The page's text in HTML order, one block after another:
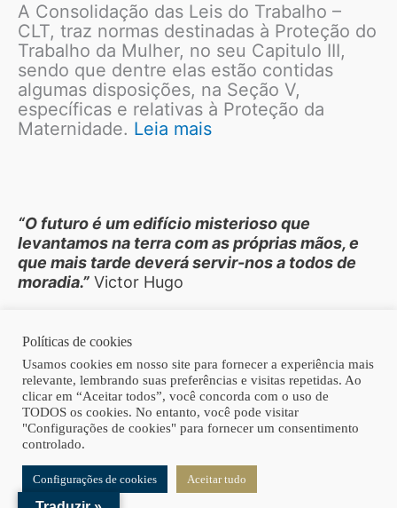
A Consolidação das Leis do Trabalho –
CLT, traz normas destinadas à Proteção do
Trabalho da Mulher, no seu Capitulo III,
sendo que dentre elas estão contidas
algumas disposições, na Seção V,
específicas e relativas à Proteção da
Maternidade. Leia mais
“O futuro é um edifício misterioso que
levantamos na terra com as próprias mãos, e
que mais tarde deverá servir-nos a todos de
moradia.” Victor Hugo
Copyright © 2026 | Homero Costa Advogados
Políticas de cookies
Usamos cookies em nosso site para fornecer a experiência mais
relevante, lembrando suas preferências e visitas repetidas. Ao
clicar em “Aceitar todos”, você concorda com o uso de
TODOS os cookies. No entanto, você pode visitar
"Configurações de cookies" para fornecer um consentimento
controlado.
Configurações de cookies Aceitar tudo